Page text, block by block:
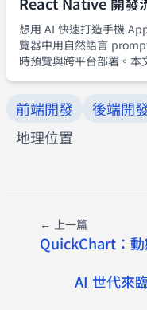
想用 AI 快速打造手機
覽器中用自然語言
時預覽與跨平台部署。
前端開發 後端開
地理位置
← 上一篇
QuickChart：
AI 世代來